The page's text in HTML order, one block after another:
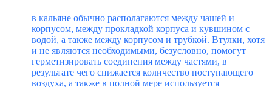
в кальяне обычно располагаются между чашей и
корпусом, между прокладкой корпуса и кувшином с
водой, а также между корпусом и трубкой. Втулки, хотя
и не являются необходимыми, безусловно, помогут
герметизировать соединения между частями, в
результате чего снижается количество поступающего
воздуха, а также в полной мере используется